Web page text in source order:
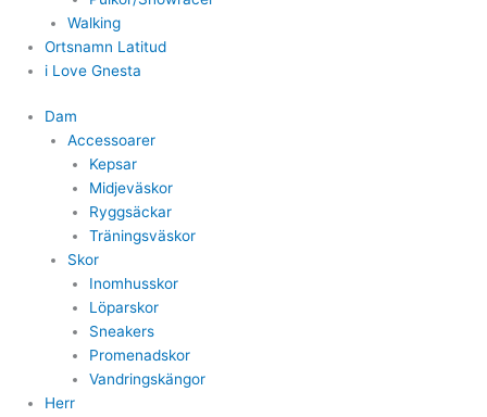
Walking
Ortsnamn Latitud
i Love Gnesta
Dam
Accessoarer
Kepsar
Midjeväskor
Ryggsäckar
Träningsväskor
Skor
Inomhusskor
Löparskor
Sneakers
Promenadskor
Vandringskängor
Herr